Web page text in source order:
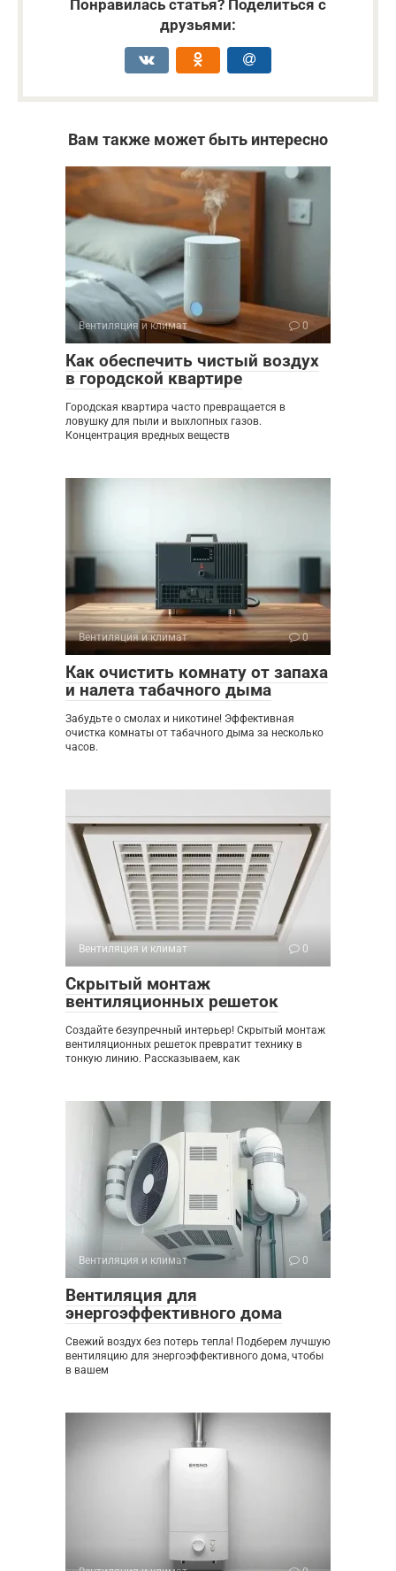
Понравилась статья? Поделиться с
друзьями:
Вам также может быть интересно
Вентиляция и климат 0
Как обеспечить чистый воздух
в городской квартире
Городская квартира часто превращается в
ловушку для пыли и выхлопных газов.
Концентрация вредных веществ
Вентиляция и климат 0
Как очистить комнату от запаха
и налета табачного дыма
Забудьте о смолах и никотине! Эффективная
очистка комнаты от табачного дыма за несколько
часов.
Вентиляция и климат 0
Скрытый монтаж
вентиляционных решеток
Создайте безупречный интерьер! Скрытый монтаж
вентиляционных решеток превратит технику в
тонкую линию. Рассказываем, как
Вентиляция и климат 0
Вентиляция для
энергоэффективного дома
Свежий воздух без потерь тепла! Подберем лучшую
вентиляцию для энергоэффективного дома, чтобы
в вашем